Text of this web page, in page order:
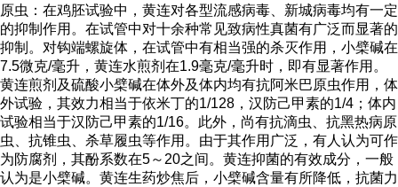
原虫：在鸡胚试验中，黄连对各型流感病毒、新城病毒均有一定
的抑制作用。在试管中对十余种常见致病性真菌有广泛而显著的
抑制。对钩端螺旋体，在试管中有相当强的杀灭作用，小檗碱在
7.5微克/毫升，黄连水煎剂在1.9毫克/毫升时，即有显著作用。
黄连煎剂及硫酸小檗碱在体外及体内均有抗阿米巴原虫作用，体
外试验，其效力相当于依米丁的1/128，汉防己甲素的1/4；体内
试验相当于汉防己甲素的1/16。此外，尚有抗滴虫、抗黑热病原
虫、抗锥虫、杀草履虫等作用。由于其作用广泛，有人认为可作
为防腐剂，其酚系数在5～20之间。黄连抑菌的有效成分，一般
认为是小檗碱。黄连生药炒焦后，小檗碱含量有所降低，抗菌力